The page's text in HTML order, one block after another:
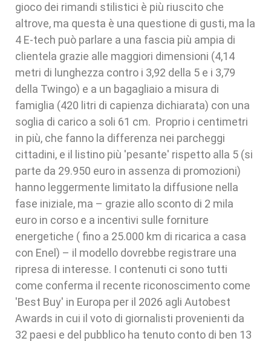
gioco dei rimandi stilistici è più riuscito che
altrove, ma questa è una questione di gusti, ma la
4 E-tech può parlare a una fascia più ampia di
clientela grazie alle maggiori dimensioni (4,14
metri di lunghezza contro i 3,92 della 5 e i 3,79
della Twingo) e a un bagagliaio a misura di
famiglia (420 litri di capienza dichiarata) con una
soglia di carico a soli 61 cm. Proprio i centimetri
in più, che fanno la differenza nei parcheggi
cittadini, e il listino più 'pesante' rispetto alla 5 (si
parte da 29.950 euro in assenza di promozioni)
hanno leggermente limitato la diffusione nella
fase iniziale, ma – grazie allo sconto di 2 mila
euro in corso e a incentivi sulle forniture
energetiche ( fino a 25.000 km di ricarica a casa
con Enel) – il modello dovrebbe registrare una
ripresa di interesse. I contenuti ci sono tutti
come conferma il recente riconoscimento come
'Best Buy' in Europa per il 2026 agli Autobest
Awards in cui il voto di giornalisti provenienti da
32 paesi e del pubblico ha tenuto conto di ben 13